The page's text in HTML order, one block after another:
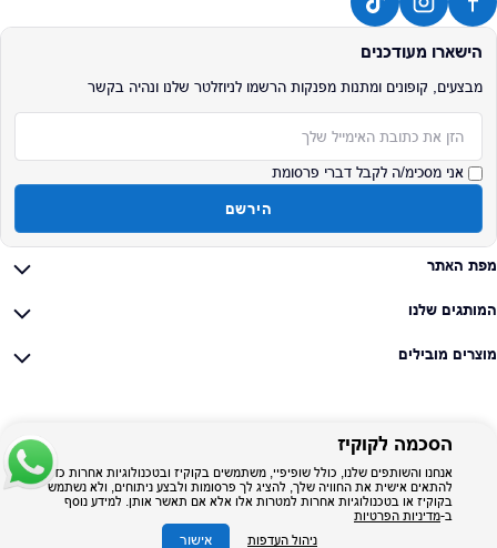
הישארו מעודכנים
מבצעים, קופונים ומתנות מפנקות הרשמו לניוזלטר שלנו ונהיה בקשר
אני מסכימ/ה לקבל דברי פרסומת
הירשם
מפת האתר
המותגים שלנו
מוצרים מובילים
הסכמה לקוקיז
אנחנו והשותפים שלנו, כולל שופיפיי, משתמשים בקוקיז ובטכנולוגיות אחרות כדי
להתאים אישית את החוויה שלך, להציג לך פרסומות ולבצע ניתוחים, ולא נשתמש
בקוקיז או בטכנולוגיות אחרות למטרות אלו אלא אם תאשר אותן. למידע נוסף
ב-מדיניות הפרטיות
אישור ניהול העדפות